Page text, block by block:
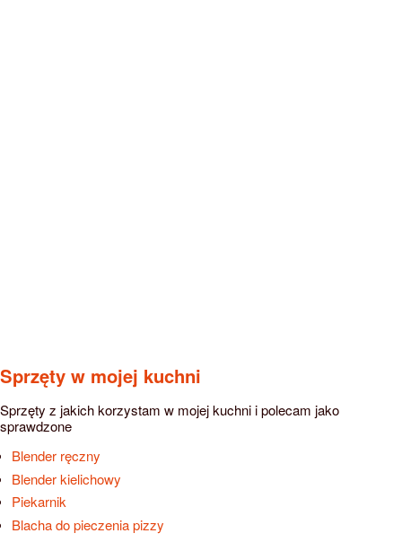
Sprzęty w mojej kuchni
Sprzęty z jakich korzystam w mojej kuchni i polecam jako
sprawdzone
Blender ręczny
Blender kielichowy
Piekarnik
Blacha do pieczenia pizzy